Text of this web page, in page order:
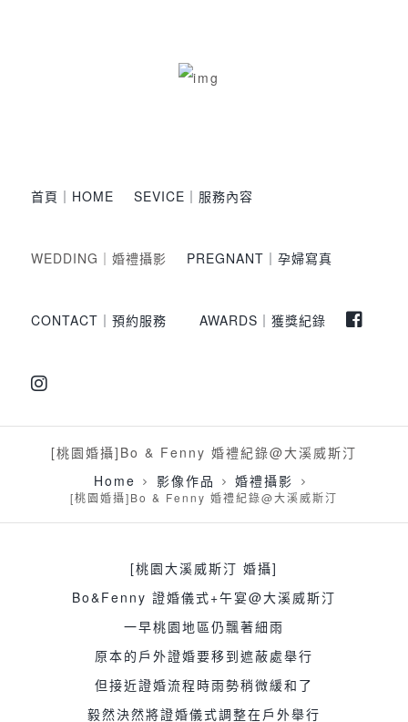
首頁｜HOME SEVICE｜服務內容
WEDDING｜婚禮攝影 PREGNANT｜孕婦寫真
CONTACT｜預約服務 AWARDS｜獲獎紀錄
[桃園婚攝]Bo & Fenny 婚禮紀錄@大溪威斯汀
Home
影像作品 婚禮攝影
[桃園婚攝]Bo & Fenny 婚禮紀錄@大溪威斯汀
[桃園大溪威斯汀 婚攝]
Bo&Fenny 證婚儀式+午宴@大溪威斯汀
一早桃園地區仍飄著細雨
原本的戶外證婚要移到遮蔽處舉行
但接近證婚流程時雨勢稍微緩和了
毅然決然將證婚儀式調整在戶外舉行